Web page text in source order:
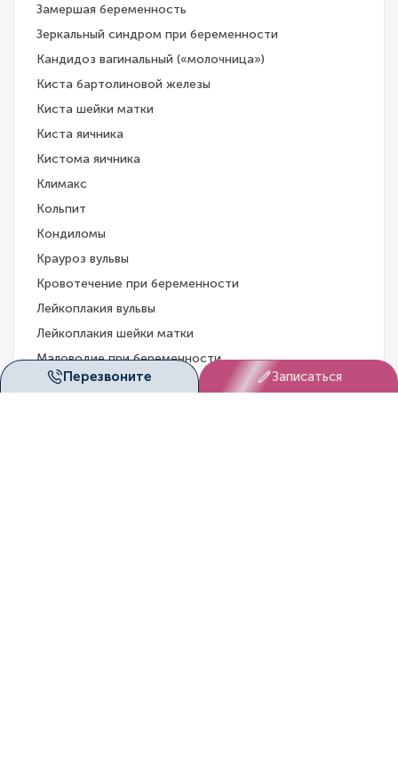
Перезвоните Записаться
Замершая беременность
Зеркальный синдром при беременности
Кандидоз вагинальный («молочница»)
Киста бартолиновой железы
Киста шейки матки
Киста яичника
Кистома яичника
Климакс
Кольпит
Кондиломы
Крауроз вульвы
Кровотечение при беременности
Лейкоплакия вульвы
Лейкоплакия шейки матки
Маловодие при беременности
Маточное кровотечение